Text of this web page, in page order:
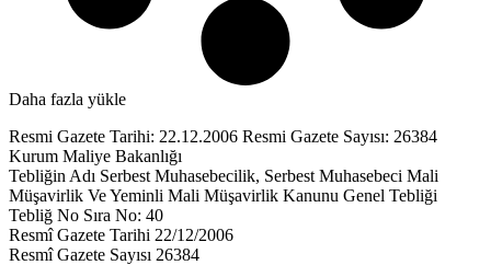
Daha fazla yükle
Resmi Gazete Tarihi: 22.12.2006 Resmi Gazete Sayısı: 26384
Kurum Maliye Bakanlığı
Tebliğin Adı Serbest Muhasebecilik, Serbest Muhasebeci Mali
Müşavirlik Ve Yeminli Mali Müşavirlik Kanunu Genel Tebliği
Tebliğ No Sıra No: 40
Resmî Gazete Tarihi 22/12/2006
Resmî Gazete Sayısı 26384